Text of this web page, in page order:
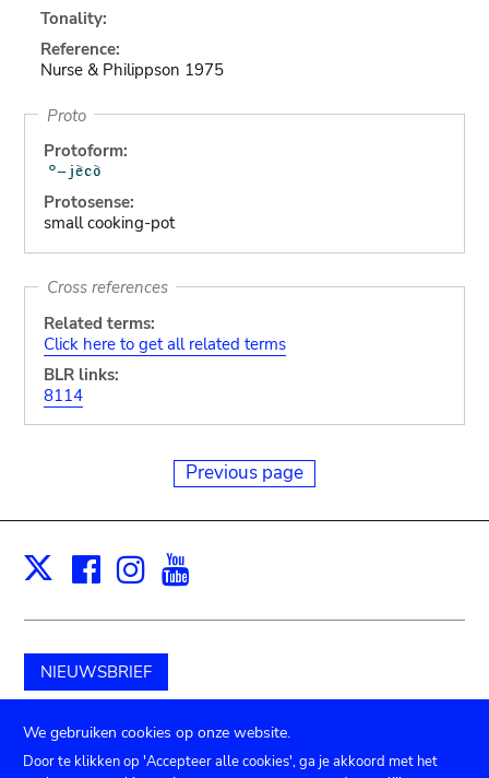
Tonality:
Reference:
Nurse & Philippson 1975
Proto
Protoform:
Protosense:
small cooking-pot
Cross references
Related terms:
Click here to get all related terms
BLR links:
8114
Previous page
X Facebook
Instagram
NIEUWSBRIEF
Schenk aan het museum
We gebruiken cookies op onze website.
Door te klikken op 'Accepteer alle cookies', ga je akkoord met het